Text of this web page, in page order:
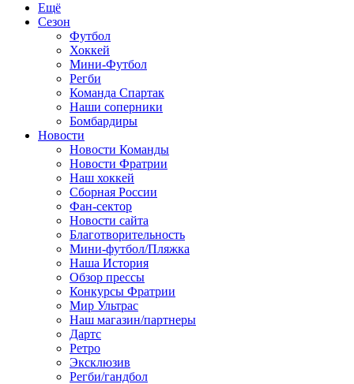
Ещё
Сезон
Футбол
Хоккей
Мини-Футбол
Регби
Команда Спартак
Наши соперники
Бомбардиры
Новости
Новости Команды
Новости Фратрии
Наш хоккей
Сборная России
Фан-cектор
Новости сайта
Благотворительность
Мини-футбол/Пляжка
Наша История
Обзор прессы
Конкурсы Фратрии
Мир Ультрас
Наш магазин/партнеры
Дартс
Ретро
Эксклюзив
Регби/гандбол